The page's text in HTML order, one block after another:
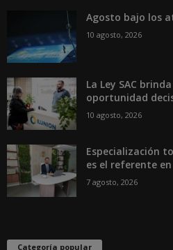
Agosto bajo los
10 agosto, 2026
La Ley SAC
oportunidad
10 agosto, 2026
Especialización
es el referente
7 agosto, 2026
Categoría popular